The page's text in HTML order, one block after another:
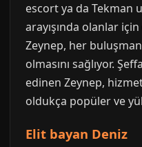
escort ya da Tekman
arayışında olanlar
Zeynep, her
olmasını sağlıyor.
edinen Zeynep,
oldukça popüler ve
Elit bayan Deniz